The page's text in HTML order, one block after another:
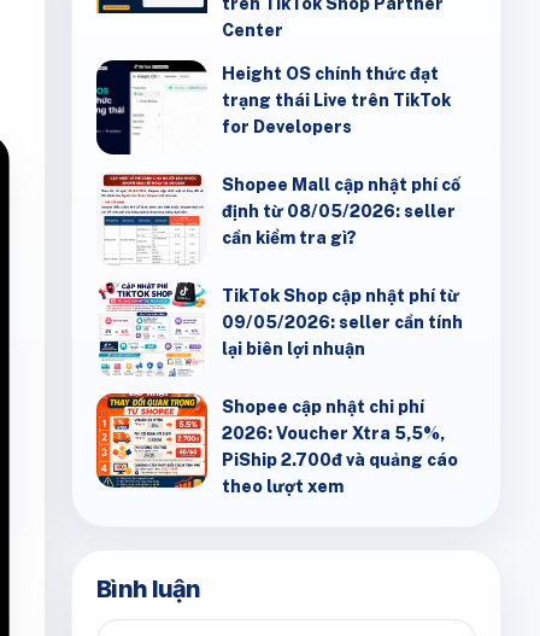
Center
Height OS chính thức đạt
trạng thái Live trên TikTok
for Developers
Shopee Mall cập nhật phí cố
định từ 08/05/2026: seller
cần kiểm tra gì?
TikTok Shop cập nhật phí từ
09/05/2026: seller cần tính
lại biên lợi nhuận
Shopee cập nhật chi phí
2026: Voucher Xtra 5,5%,
PiShip 2.700đ và quảng cáo
theo lượt xem
Bình luận